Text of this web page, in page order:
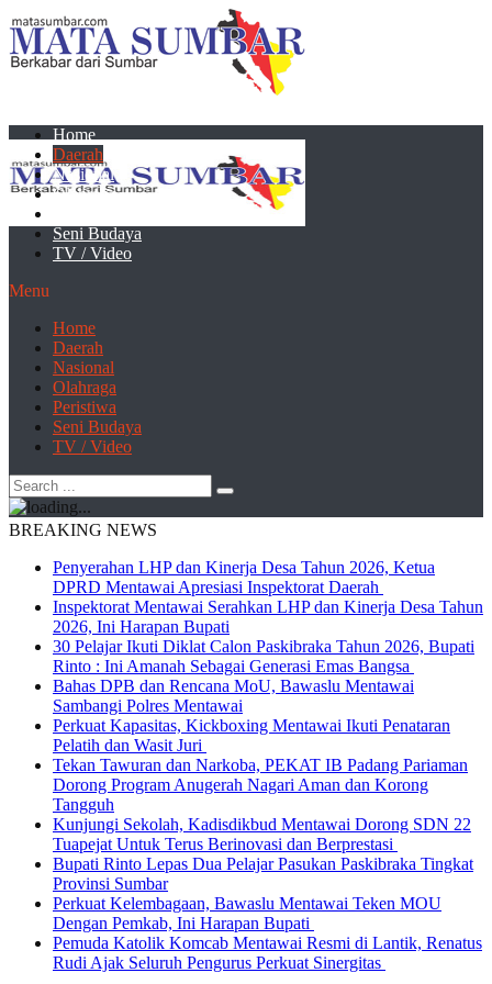
Home
Daerah
Nasional
Olahraga
Seni Budaya
TV / Video
Menu
Home
Daerah
Nasional
Olahraga
Peristiwa
Seni Budaya
TV / Video
BREAKING NEWS
Penyerahan LHP dan Kinerja Desa Tahun 2026, Ketua
DPRD Mentawai Apresiasi Inspektorat Daerah
Inspektorat Mentawai Serahkan LHP dan Kinerja Desa Tahun
2026, Ini Harapan Bupati
30 Pelajar Ikuti Diklat Calon Paskibraka Tahun 2026, Bupati
Rinto : Ini Amanah Sebagai Generasi Emas Bangsa
Bahas DPB dan Rencana MoU, Bawaslu Mentawai
Sambangi Polres Mentawai
Perkuat Kapasitas, Kickboxing Mentawai Ikuti Penataran
Pelatih dan Wasit Juri
Tekan Tawuran dan Narkoba, PEKAT IB Padang Pariaman
Dorong Program Anugerah Nagari Aman dan Korong
Tangguh
Kunjungi Sekolah, Kadisdikbud Mentawai Dorong SDN 22
Tuapejat Untuk Terus Berinovasi dan Berprestasi
Bupati Rinto Lepas Dua Pelajar Pasukan Paskibraka Tingkat
Provinsi Sumbar
Perkuat Kelembagaan, Bawaslu Mentawai Teken MOU
Dengan Pemkab, Ini Harapan Bupati
Pemuda Katolik Komcab Mentawai Resmi di Lantik, Renatus
Rudi Ajak Seluruh Pengurus Perkuat Sinergitas